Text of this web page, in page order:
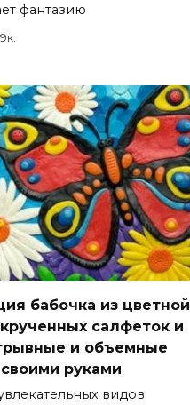
фантазию
бабочка из цветной
салфеток и
и объемные
руками
видов